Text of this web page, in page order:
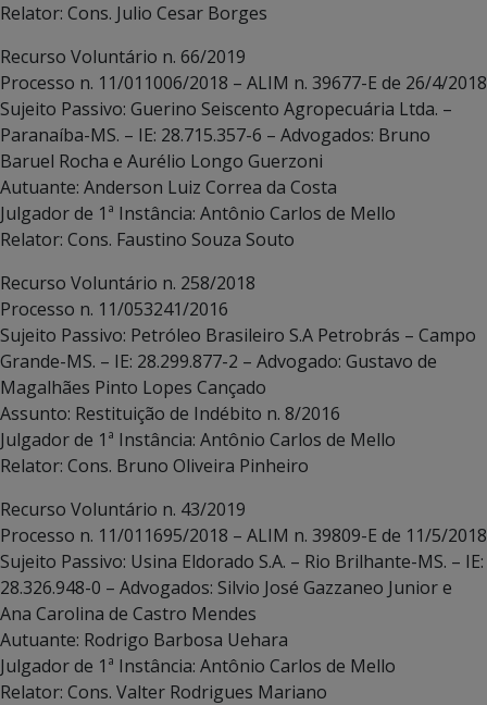
Relator: Cons. Julio Cesar Borges
Recurso Voluntário n. 66/2019
Processo n. 11/011006/2018 – ALIM n. 39677-E de 26/4/2018
Sujeito Passivo: Guerino Seiscento Agropecuária Ltda. –
Paranaíba-MS. – IE: 28.715.357-6 – Advogados: Bruno
Baruel Rocha e Aurélio Longo Guerzoni
Autuante: Anderson Luiz Correa da Costa
Julgador de 1ª Instância: Antônio Carlos de Mello
Relator: Cons. Faustino Souza Souto
Recurso Voluntário n. 258/2018
Processo n. 11/053241/2016
Sujeito Passivo: Petróleo Brasileiro S.A Petrobrás – Campo
Grande-MS. – IE: 28.299.877-2 – Advogado: Gustavo de
Magalhães Pinto Lopes Cançado
Assunto: Restituição de Indébito n. 8/2016
Julgador de 1ª Instância: Antônio Carlos de Mello
Relator: Cons. Bruno Oliveira Pinheiro
Recurso Voluntário n. 43/2019
Processo n. 11/011695/2018 – ALIM n. 39809-E de 11/5/2018
Sujeito Passivo: Usina Eldorado S.A. – Rio Brilhante-MS. – IE:
28.326.948-0 – Advogados: Silvio José Gazzaneo Junior e
Ana Carolina de Castro Mendes
Autuante: Rodrigo Barbosa Uehara
Julgador de 1ª Instância: Antônio Carlos de Mello
Relator: Cons. Valter Rodrigues Mariano